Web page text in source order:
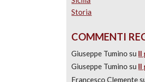
Storia
COMMENTI
Giuseppe Tumino su Il
Giuseppe Tumino su Il
Francesco Clemente